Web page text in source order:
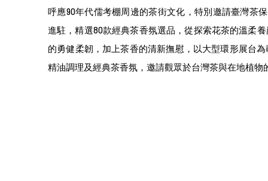
呼應90年代儒考棚周邊的茶街文化，特別邀請臺灣茶
進駐，精選80款經典茶香氛選品，從探索花茶的溫柔
的勇健柔韌，加上茶香的清新撫慰，以大型環形展台
精油調理及經典茶香氛，邀請觀眾於台灣茶與在地植物